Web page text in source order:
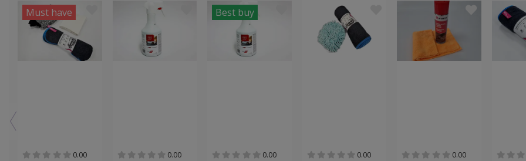
Must have
0.00 0.00
Best buy
0.00 0.00 0.00